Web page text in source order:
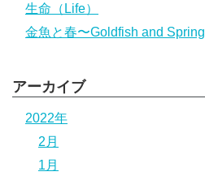
生命（Life）
金魚と春〜Goldfish and Spring
アーカイブ
2022年
2月
1月